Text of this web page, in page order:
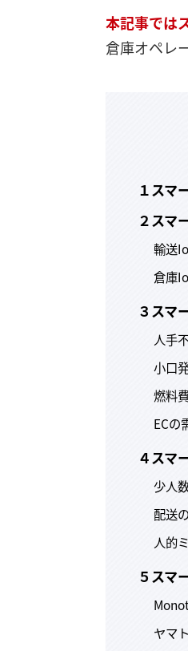
本記事では
倉庫オペレ
１スマ
２スマ
輸送
倉庫
３スマ
人手
小口
燃料
ECの
４スマ
少人
配送
人的
５スマ
ヤマ